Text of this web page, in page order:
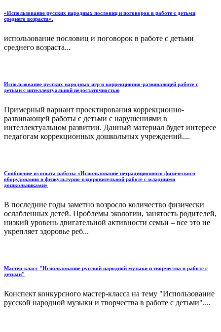
«Использование русских народных пословиц и поговорок в работе с детьми
среднего возраста».
использование пословиц и поговорок в работе с детьми
среднего возраста...
Использование русских народных игр в коррекционно-развивающей работе с
детьми с интеллектуальной недостаточностью
Примерный вариант проектирования коррекционно-
развивающей работы с детьми с нарушениями в
интеллектуальном развитии. Данный материал будет интересе
педагогам коррекционных дошкольных учреждений....
Сообщение из опыта работы «Использование нетрадиционного физического
оборудования в физкультурно-оздоровительной работе с младшими
дошкольниками»
В последние годы заметно возросло количество физически
ослабленных детей. Проблемы экологии, занятость родителей,
низкий уровень двигательной активности семьи – все это не
укрепляет здоровье реб...
Мастер-класс "Использование русской народной музыки и творчества в работе с
детьми"
Конспект конкурсного мастер-класса на тему "Использование
русской народной музыки и творчества в работе с детьми"....